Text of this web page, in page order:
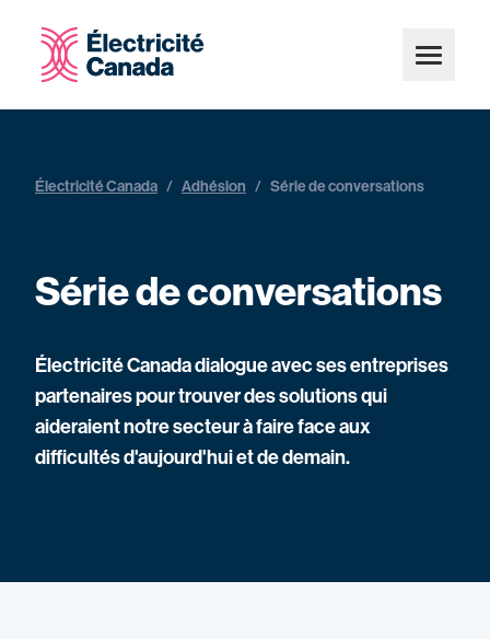
Électricité Canada / Adhésion / Série de conversations
Série de conversations
Électricité Canada dialogue avec ses entreprises
partenaires pour trouver des solutions qui
aideraient notre secteur à faire face aux
difficultés d'aujourd'hui et de demain.